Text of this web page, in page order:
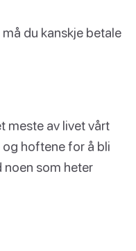
du kanskje betale
meste av livet vårt
hoftene for å bli
noen som heter